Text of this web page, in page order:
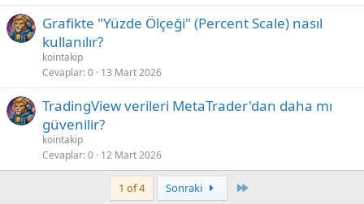
Grafikte "Yüzde Ölçeği" (Percent Scale) nasıl
kullanılır?
kointakip
Cevaplar 0 13 Mart 2026
TradingView verileri MetaTrader'dan daha mı
güvenilir?
kointakip
Cevaplar 0 12 Mart 2026
1 of 4 Sonraki